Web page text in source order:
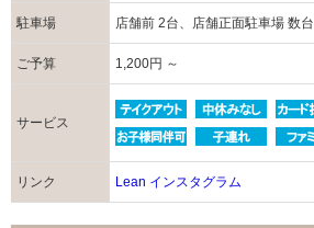
駐車場 店舗前 2台、店舗正面駐車場 数台
ご予算 1,200円 ～
サービス
リンク Lean インスタグラム